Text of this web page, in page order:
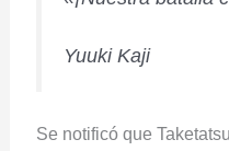
Yuuki Kaji
Se notificó que